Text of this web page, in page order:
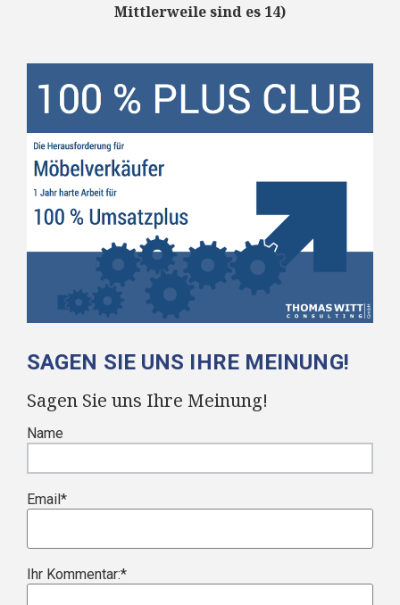
Mittlerweile sind es 14)
SAGEN SIE UNS IHRE MEINUNG!
Sagen Sie uns Ihre Meinung!
Name
Email*
Ihr Kommentar:*